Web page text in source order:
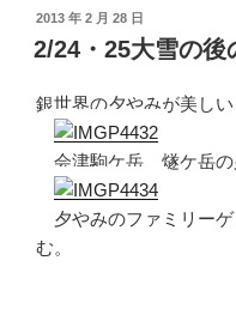
投
稿
日:
2013 年 2 月 28 日
2/24・25大雪の後
銀世界の夕やみが美しい
会津駒ケ岳、燧ケ岳の
夕やみのファミリーゲ
む。